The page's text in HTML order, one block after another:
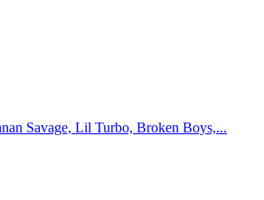
Savage, Lil Turbo, Broken Boys,...